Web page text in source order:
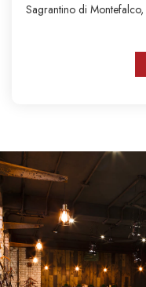
Sagrantino di Montefalco,